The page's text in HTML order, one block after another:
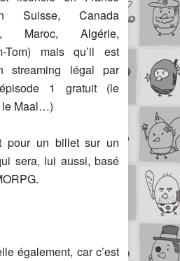
Suisse, Canada
Maroc, Algérie,
Tom) mais qu’il est
streaming légal par
1 gratuit (le
le Maal…)
pour un billet sur un
sera, lui aussi, basé
également, car c’est